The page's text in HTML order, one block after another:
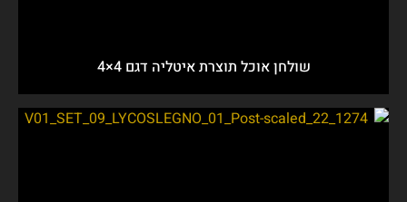
שולחן אוכל תוצרת איטליה דגם 4×4